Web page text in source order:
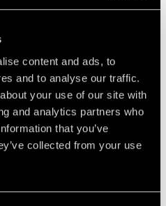
content and ads, to
and to analyse our traffic.
your use of our site with
and analytics partners who
that you’ve
collected from your use
AUTOMOTEURS SUR
CHENILLES
RADIOCOMMANDÉS RCU